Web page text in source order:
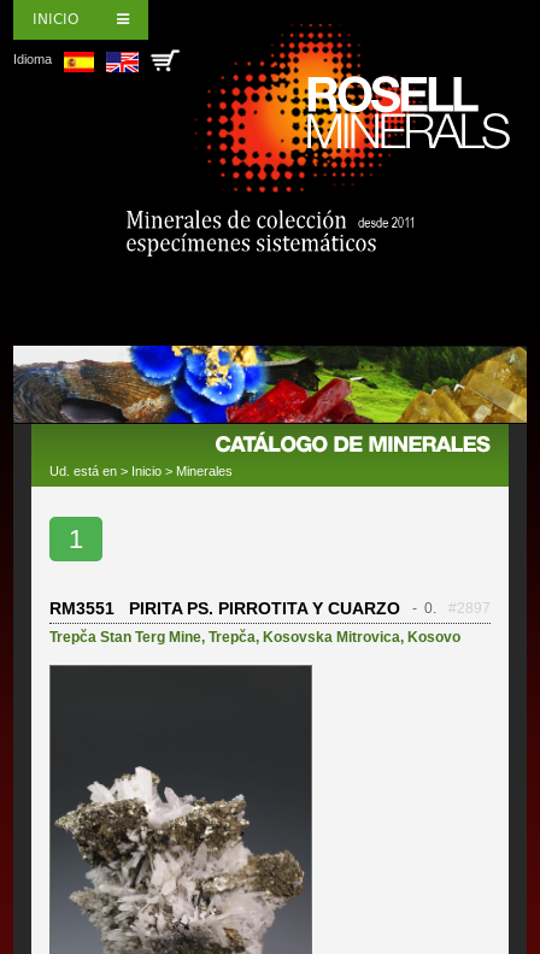
INICIO
Idioma
Ud. está en > Inicio > Minerales
1
RM3551 PIRITA PS. PIRROTITA Y CUARZO - 0.
#2897
Trepča Stan Terg Mine,Trepča, Kosovska Mitrovica, Kosovo